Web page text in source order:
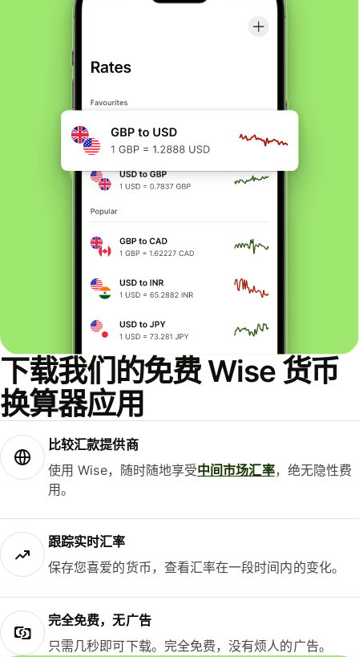
下载我们的免费 Wise 货币
换算器应用
比较汇款提供商
使用 Wise，随时随地享受中间市场汇率，绝无隐性费
用。
跟踪实时汇率
保存您喜爱的货币，查看汇率在一段时间内的变化。
完全免费，无广告
只需几秒即可下载。完全免费，没有烦人的广告。